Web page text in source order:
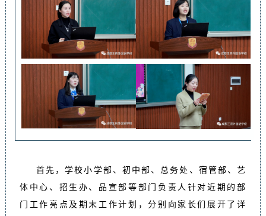
首先，学校小学部、初中部、总务处、宿管部、艺
体中心、招生办、品宣部等部门负责人针对近期的部
门工作亮点及期末工作计划，分别向家长们展开了详